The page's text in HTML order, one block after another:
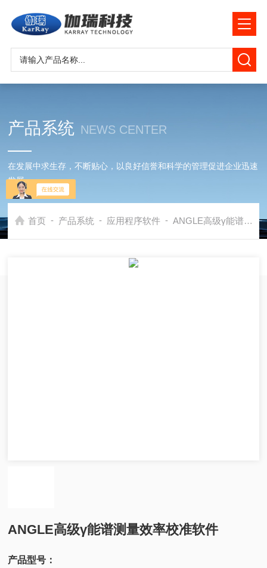
产品系统 NEWS CENTER
在发展中求生存，不断贴心，以良好信誉和科学的管理促进企业迅速
发展
首页 - 产品系统 - 应用程序软件 - ANGLE高级γ能谱测量效率校准软件
ANGLE高级γ能谱测量效率校准软件
产品型号：